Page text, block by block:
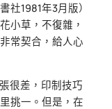
社1981年3月版）
小草，不復雜，
常契合，給人心
很差，印制技巧
挑一。但是，在